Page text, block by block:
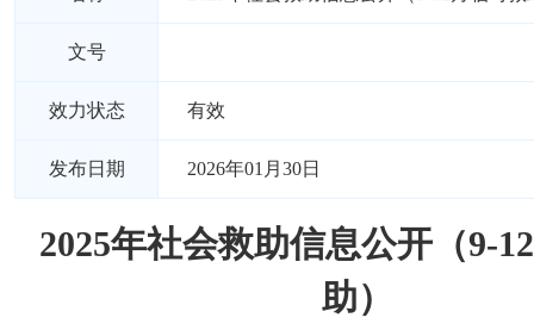
文号
效力状态 有效
发布日期 2026年01月30日
2025年社会救助信息公开（9-
助）